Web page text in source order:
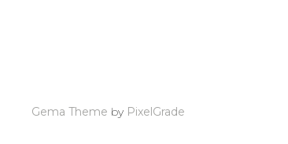
Gema Theme by PixelGrade